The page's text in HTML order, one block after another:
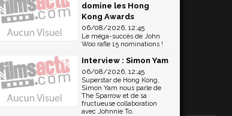
domine les Hong
Kong Awards
06/08/2026, 12:45
Le méga-succès de John
Woo rafle 15 nominations !
Interview : Simon Yam
06/08/2026, 12:45
Superstar de Hong Kong,
Simon Yam nous parle de
The Sparrow et de sa
fructueuse collaboration
avec Johnnie To.